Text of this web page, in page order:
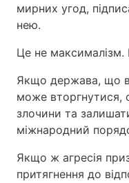
мирних угод,
нею.
Це не максималізм.
Якщо держава, що
може вторгнутися,
злочини та
міжнародний
Якщо ж агресія
притягнення до